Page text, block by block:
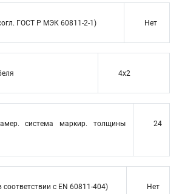
ГОСТ Р МЭК 60811-2-1) Нет
4x2
система маркир. толщины
24
соответствии с EN 60811-404) Нет